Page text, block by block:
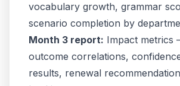
vocabulary growth, grammar
scenario completion by
Month 3 report: Impact metrics
outcome correlations,
results, renewal